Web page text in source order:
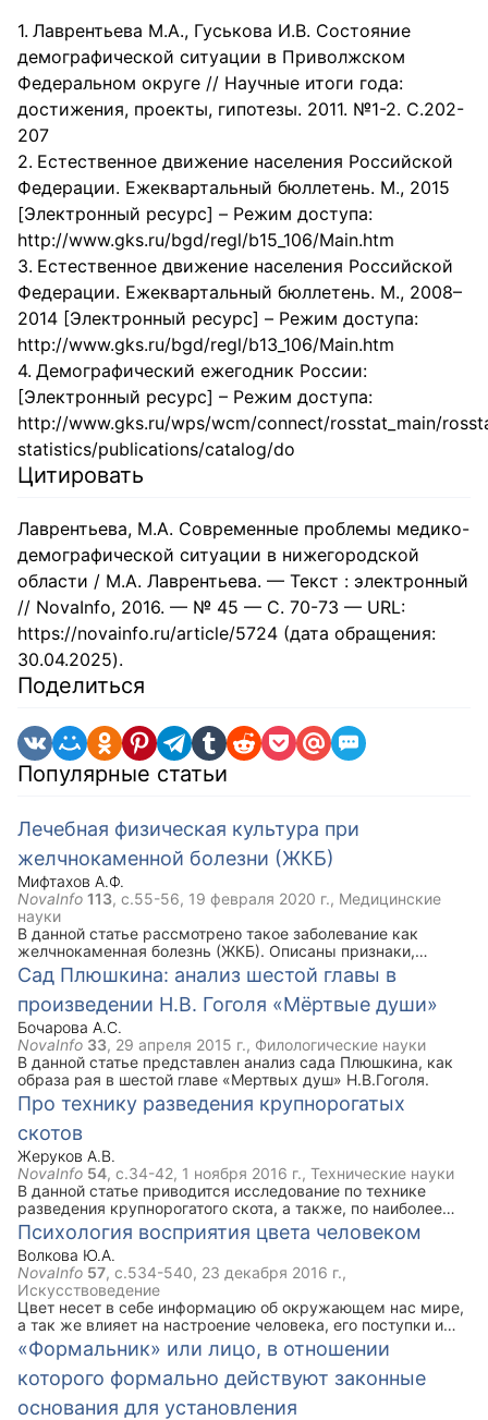
Лаврентьева М.А., Гуськова И.В. Состояние
демографической ситуации в Приволжском
Федеральном округе // Научные итоги года:
достижения, проекты, гипотезы. 2011. №1-2. С.202-
207
Естественное движение населения Российской
Федерации. Ежеквартальный бюллетень. M., 2015
[Электронный ресурс] – Режим доступа:
http://www.gks.ru/bgd/regl/b15_106/Main.htm
Естественное движение населения Российской
Федерации. Ежеквартальный бюллетень. M., 2008–
2014 [Электронный ресурс] – Режим доступа:
http://www.gks.ru/bgd/rеgl/b13_106/Mаin.htm
Демографический ежегодник России:
[Электронный ресурс] – Режим доступа:
http://www.gks.ru/wps/wcm/connect/rosstat_main/
statistics/publications/catalog/do
Цитировать
Лаврентьева, М.А. Современные проблемы медико-
демографической ситуации в нижегородской
области / М.А. Лаврентьева. — Текст : электронный
// NovaInfo, 2016. — № 45 — С. 70-73 — URL:
https://novainfo.ru/article/5724 (дата обращения:
30.04.2025).
Поделиться
Популярные статьи
Лечебная физическая культура при
желчнокаменной болезни (ЖКБ)
Мифтахов А.Ф.
NovaInfo 113, с.55-56, 19 февраля 2020 г., Медицинские
науки
В данной статье рассмотрено такое заболевание как
желчнокаменная болезнь (ЖКБ). Описаны признаки,
симптомы, задачи ЛФК при данной болезни. Ключевым
моментом статьи является комплекс упражнений лечебной
физической культуры при ЖКБ, который рекомендован
наряду с медикаментозным лечением.
Сад Плюшкина: анализ шестой главы в
произведении Н.В. Гоголя «Мёртвые души»
Бочарова А.С.
NovaInfo 33, 29 апреля 2015 г., Филологические науки
В данной статье представлен анализ сада Плюшкина, как
образа рая в шестой главе «Мертвых душ» Н.В.Гоголя.
Про технику разведения крупнорогатых
скотов
Жеруков А.В.
NovaInfo 54, с.34-42, 1 ноября 2016 г., Технические науки
В данной статье приводится исследование по технике
разведения крупнорогатого скота, а также, по наиболее
благоприятным подходам к выращиванию племенного
молодняка, наиболее проблемным периодам при
выращивании телят, расчеты рациона и массы для
кормления племенных телят на примере голштинской
породы до 6-месячного возраста.
Психология восприятия цвета человеком
Волкова Ю.А.
NovaInfo 57, с.534-540, 23 декабря 2016 г.,
Искусствоведение
Цвет несет в себе информацию об окружающем нас мире,
а так же влияет на настроение человека, его поступки и
решения. Он может вызывать некоторые ассоциации или
же воздействовать на мозг человека, заставляя его
чувствовать соответствующие эмоции и совершать
определённые действия.
«Формальник» или лицо, в отношении
которого формально действуют законные
основания для установления